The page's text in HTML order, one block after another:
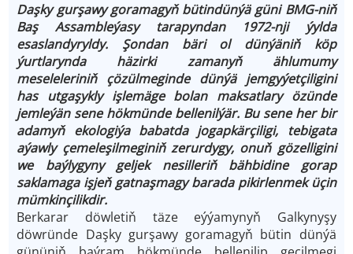
Daşky gurşawy goramagyň bütindünýä güni BMG-niň
Baş Assambleýasy tarapyndan 1972-nji ýylda
esaslandyryldy. Şondan bäri ol dünýäniň köp
ýurtlarynda häzirki zamanyň ählumumy
meseleleriniň çözülmeginde dünýä jemgyýetçiligini
has utgaşykly işlemäge bolan maksatlary özünde
jemleýän sene hökmünde bellenilýär. Bu sene her bir
adamyň ekologiýa babatda jogapkärçiligi, tebigata
aýawly çemeleşilmeginiň zerurdygy, onuň gözelligini
we baýlygyny geljek nesilleriň bähbidine gorap
saklamaga işjeň gatnaşmagy barada pikirlenmek üçin
mümkinçilikdir.
Berkarar döwletiň täze eýýamynyň Galkynyşy
döwründe Daşky gurşawy goramagyň bütin dünýä